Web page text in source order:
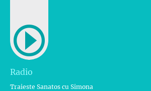
Radio
Traieste Sanatos cu Simona